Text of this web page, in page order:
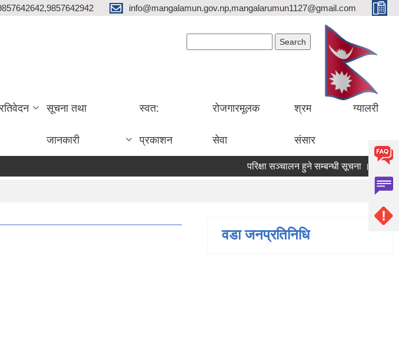
info@mangalamun.gov.np,mangalarumun1127@gmail.com
सूचना तथा
जानकारी
स्वत:
प्रकाशन
रोजगारमूलक
सेवा
श्रम
संसार
ग्यालरी
परिक्षा सञ्चालन हुने सम्बन्धी सूचना ।
वडा जनप्रतिनिधि